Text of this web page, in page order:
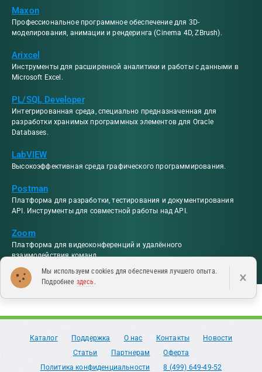
Maxon
Профессиональное программное обеспечение для 3D-
моделирования, анимации и рендеринга (Cinema 4D, ZBrush).
Arixcel
Инструменты для расширенной аналитики и работы с данными в
Microsoft Excel.
PL/SQL Developer
Интегрированная среда, специально предназначенная для
разработки хранимых программных элементов для Oracle
Databases.
LabVIEW
Высокоэффективная среда графического программирования.
Postman
Платформа для разработки, тестирования и документирования
API. Инструменты для совместной работы над API.
Zoom
Платформа для видеоконференций и удалённого
взаимодействия команд.
Каталог Поддержка О нас Контакты
Новости
Статьи
Партнерам
Оферта
Политика конфиденциальности
8 (499) 649-49-52
Мы используем cookies для обеспечения лучшего опыта.
Подробнее здесь. ×